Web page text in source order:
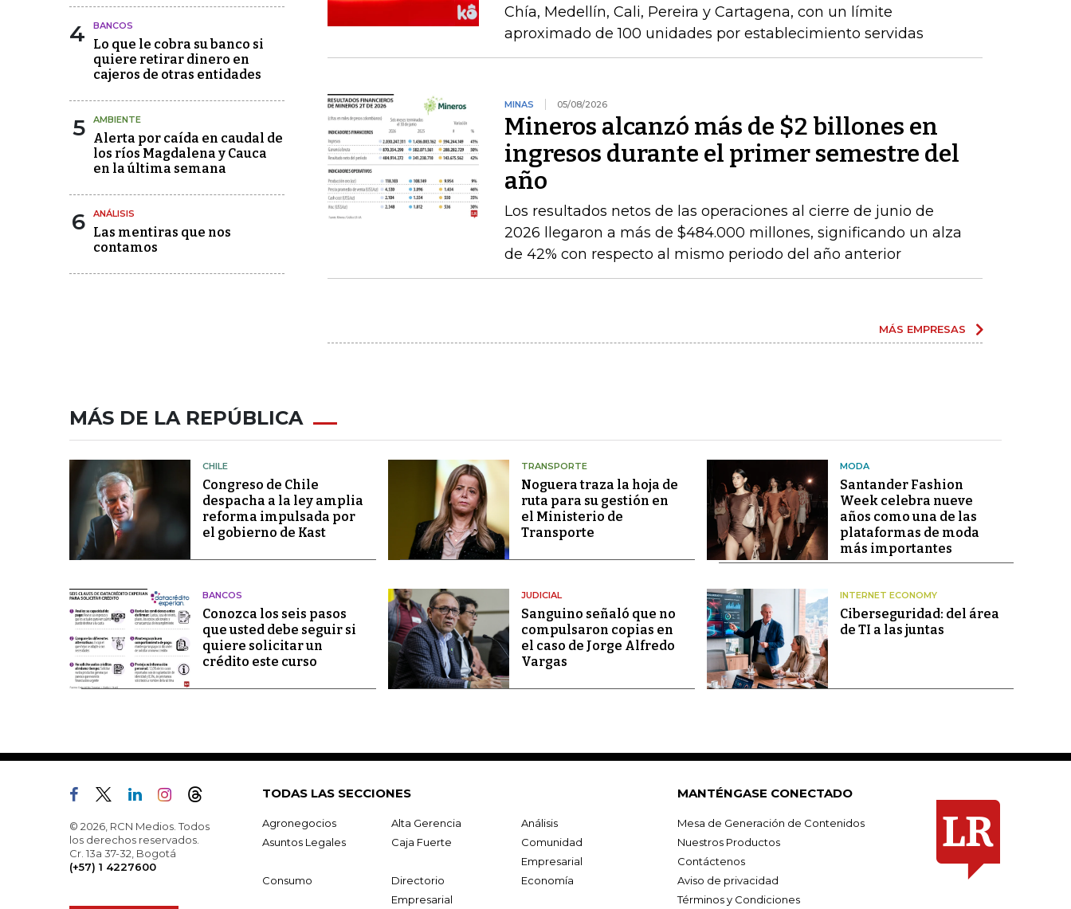
4 BANCOS
Lo que le cobra su banco si
quiere retirar dinero en
cajeros de otras entidades
5 AMBIENTE
Alerta por caída en caudal de
los ríos Magdalena y Cauca
en la última semana
6 ANÁLISIS
Las mentiras que nos
contamos
Chía, Medellín, Cali, Pereira y Cartagena, con un límite
aproximado de 100 unidades por establecimiento servidas
MINAS 05/08/2026
Mineros alcanzó más de $2 billones en
ingresos durante el primer semestre del
año
Los resultados netos de las operaciones al cierre de junio de
2026 llegaron a más de $484.000 millones, significando un alza
de 42% con respecto al mismo periodo del año anterior
MÁS EMPRESAS
MÁS DE LA REPÚBLICA
CHILE
Congreso de Chile
despacha a la ley amplia
reforma impulsada por
el gobierno de Kast
TRANSPORTE
Noguera traza la hoja de
ruta para su gestión en
el Ministerio de
Transporte
MODA
Santander Fashion
Week celebra nueve
años como una de las
plataformas de moda
más importantes
BANCOS
Conozca los seis pasos
que usted debe seguir si
quiere solicitar un
crédito este curso
JUDICIAL
Sanguino señaló que no
compulsaron copias en
el caso de Jorge Alfredo
Vargas
INTERNET ECONOMY
Ciberseguridad: del área
de TI a las juntas
© 2026, RCN Medios. Todos
los derechos reservados.
Cr. 13a 37-32, Bogotá
(+57) 1 4227600
TODAS LAS SECCIONES
Agronegocios Alta Gerencia
Análisis
Asuntos Legales
Caja Fuerte
Comunidad
Empresarial
Consumo
Directorio
Empresarial
Economía
MANTÉNGASE CONECTADO
Mesa de Generación de Contenidos
Nuestros Productos
Contáctenos
Aviso de privacidad
Términos y Condiciones